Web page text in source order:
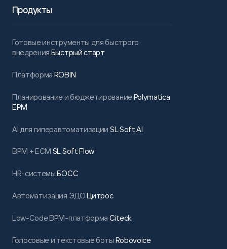
Продукты
Готовые инструменты для быстрого
внедрения Быстрый старт
Платформа ROBIN
Планирование и бюджетированиеPolymatica
EPM
AI для гиперавтоматизации SL Soft AI
BPM + ECM SL Soft Flow
HR-системыБОСС
Автоматизация ЭДОЦитрос
Low-Code BPM-платформа Citeck
Голосовые и текстовые боты Robovoice